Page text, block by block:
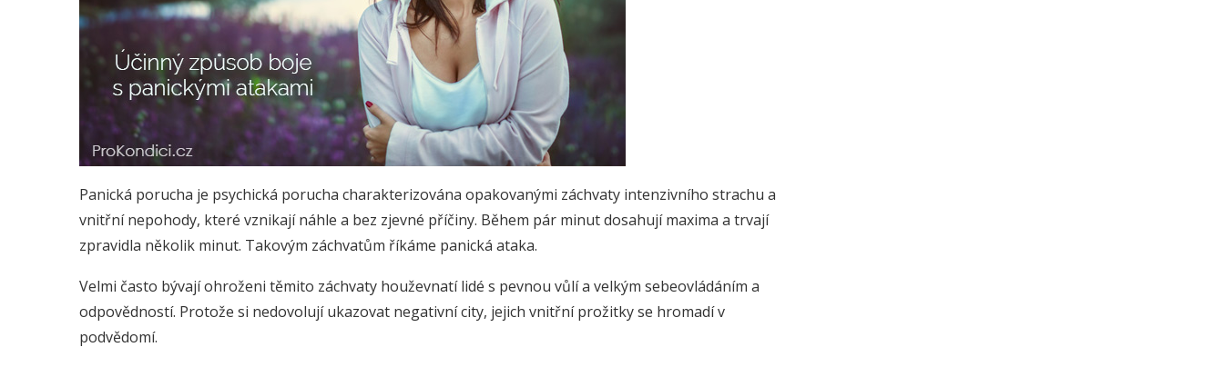
Panická porucha je psychická porucha charakterizována opakovanými záchvaty intenzivního strachu a
vnitřní nepohody, které vznikají náhle a bez zjevné příčiny. Během pár minut dosahují maxima a trvají
zpravidla několik minut. Takovým záchvatům říkáme panická ataka.
Velmi často bývají ohroženi těmito záchvaty houževnatí lidé s pevnou vůlí a velkým sebeovládáním a
odpovědností. Protože si nedovolují ukazovat negativní city, jejich vnitřní prožitky se hromadí v
podvědomí.